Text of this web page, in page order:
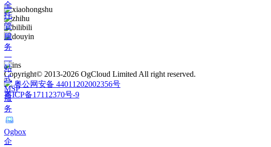
全
托
管
服
务
一
站
式
MSP
服
务
Ogbox
企
Copyright© 2013-2026 OgCloud Limited All right reserved.
粤公网安备 44011202002356号
粤ICP备17112370号-9